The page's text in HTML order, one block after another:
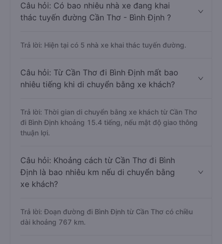
Câu hỏi: Có bao nhiêu nhà xe đang khai
thác tuyến đường Cần Thơ - Bình Định ?
Trả lời: Hiện tại có 5 nhà xe khai thác tuyến đường.
Câu hỏi: Từ Cần Thơ đi Bình Định mất bao
nhiêu tiếng khi di chuyển bằng xe khách?
Trả lời: Thời gian di chuyển bằng xe khách từ Cần Thơ
đi Bình Định khoảng 15.4 tiếng, nếu mật độ giao thông
thuận lợi.
Câu hỏi: Khoảng cách từ Cần Thơ đi Bình
Định là bao nhiêu km nếu di chuyển bằng
xe khách?
Trả lời: Đoạn đường đi Bình Định từ Cần Thơ có chiều
dài khoảng 767 km.